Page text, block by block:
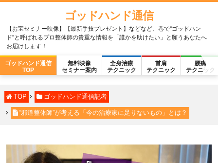
ゴッドハンド通信
【お宝セミナー映像】【最新手技プレゼント】などなど、巷で“ゴッドハン
ド”と呼ばれるプロ整体師の貴重な情報を「誰かを助けたい」と願うあなたへ
お届けします！
ゴッドハンド通信
TOP
無料映像
セミナー案内
全身治療
テクニック
首肩
テクニック
腰痛
テクニック
TOP ゴッドハンド通信記者
“邪道整体師”が考える「今の治療家に足りないもの」とは？